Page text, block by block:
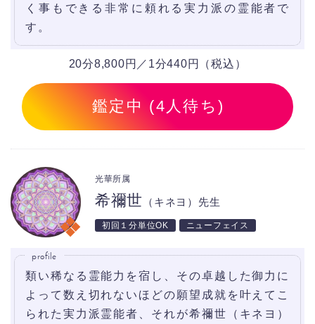
く事もできる非常に頼れる実力派の霊能者で
す。
20分8,800円／1分440円（税込）
鑑定中 (4人待ち)
希禰世 （キネヨ）先生
光華所属
初回１分単位OK ニューフェイス
profile
類い稀なる霊能力を宿し、その卓越した御力に
よって数え切れないほどの願望成就を叶えてこ
られた実力派霊能者、それが希禰世（キネヨ）